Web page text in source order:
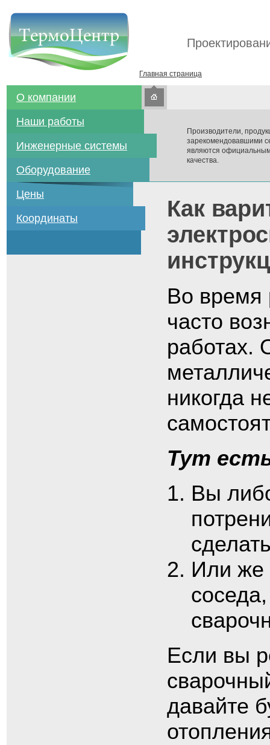
Главная страница
О компании
Наши работы
Инженерные системы
Оборудование
Цены
Координаты
Производители,
зарекомендовавшими
являются
качества.
Как
Во время
часто
работах.
никогда
Тут
Вы
Или же
Если вы
давайте